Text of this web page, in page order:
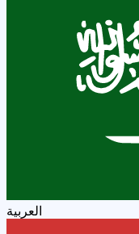
العربية